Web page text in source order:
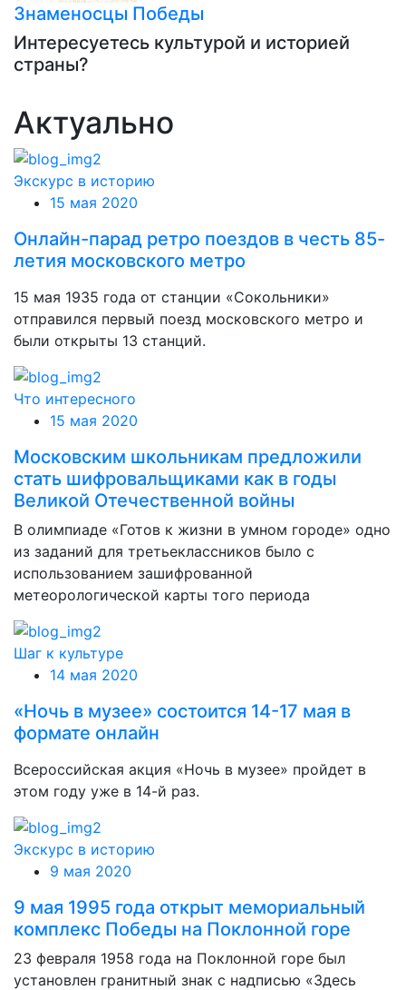
Знаменосцы Победы
Интересуетесь культурой и историей
страны?
Актуально
Экскурс в историю
15 мая 2020
Онлайн-парад ретро поездов в честь 85-
летия московского метро
15 мая 1935 года от станции «Сокольники»
отправился первый поезд московского метро и
были открыты 13 станций.
Что интересного
15 мая 2020
Московским школьникам предложили
стать шифровальщиками как в годы
Великой Отечественной войны
В олимпиаде «Готов к жизни в умном городе» одно
из заданий для третьеклассников было с
использованием зашифрованной
метеорологической карты того периода
Шаг к культуре
14 мая 2020
«Ночь в музее» состоится 14-17 мая в
формате онлайн
Всероссийская акция «Ночь в музее» пройдет в
этом году уже в 14-й раз.
Экскурс в историю
9 мая 2020
9 мая 1995 года открыт мемориальный
комплекс Победы на Поклонной горе
23 февраля 1958 года на Поклонной горе был
установлен гранитный знак с надписью «Здесь